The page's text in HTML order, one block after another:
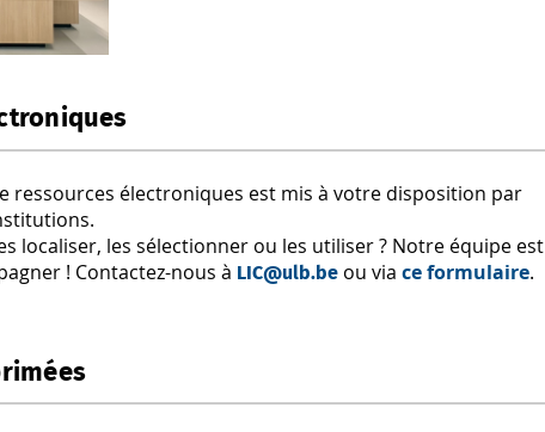
ressources électroniques est mis à votre disposition par
localiser, les sélectionner ou les utiliser ? Notre équipe est
! Contactez-nous à LIC@ulb.be ou viace formulaire.